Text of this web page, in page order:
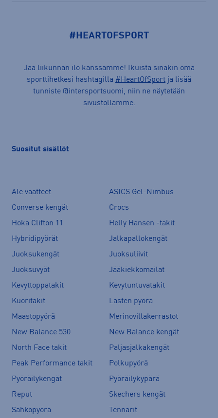
#HEARTOFSPORT
Jaa liikunnan ilo kanssamme! Ikuista sinäkin oma
sporttihetkesi hashtagilla #HeartOfSport ja lisää
tunniste @intersportsuomi, niin ne näytetään
sivustollamme.
Suositut sisällöt
Ale vaatteet
ASICS Gel-Nimbus
Converse kengät
Crocs
Hoka Clifton 11
Helly Hansen -takit
Hybridipyörät
Jalkapallokengät
Juoksukengät
Juoksuliivit
Juoksuvyöt
Jääkiekkomailat
Kevyttoppatakit
Kevytuntuvatakit
Kuoritakit
Lasten pyörä
Maastopyörä
Merinovillakerrastot
New Balance 530
New Balance kengät
North Face takit
Paljasjalkakengät
Peak Performance takit
Polkupyörä
Pyöräilykengät
Pyöräilykypärä
Reput
Skechers kengät
Sähköpyörä
Tennarit